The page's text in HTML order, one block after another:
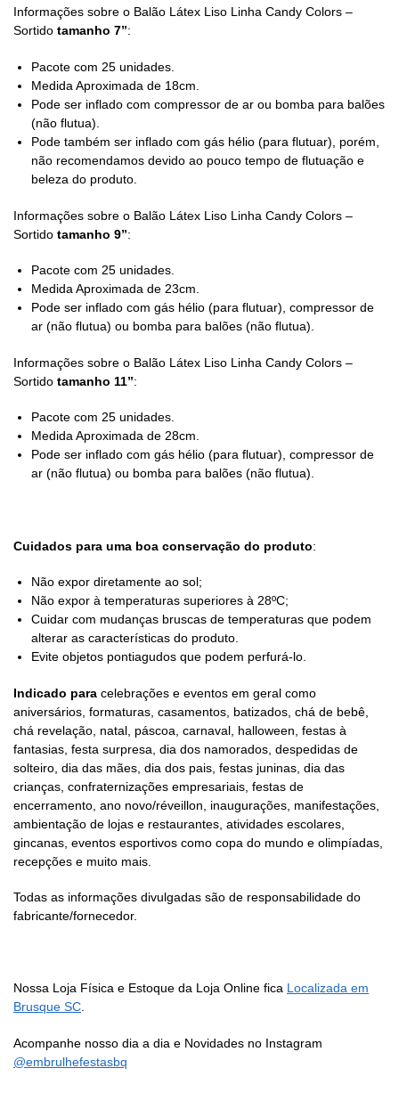
Informações sobre o Balão Látex Liso Linha Candy Colors –
Sortido tamanho 7”:
Pacote com 25 unidades.
Medida Aproximada de 18cm.
Pode ser inflado com compressor de ar ou bomba para balões
(não flutua).
Pode também ser inflado com gás hélio (para flutuar), porém,
não recomendamos devido ao pouco tempo de flutuação e
beleza do produto.
Informações sobre o Balão Látex Liso Linha Candy Colors –
Sortido tamanho 9”:
Pacote com 25 unidades.
Medida Aproximada de 23cm.
Pode ser inflado com gás hélio (para flutuar), compressor de
ar (não flutua) ou bomba para balões (não flutua).
Informações sobre o Balão Látex Liso Linha Candy Colors –
Sortido tamanho 11”:
Pacote com 25 unidades.
Medida Aproximada de 28cm.
Pode ser inflado com gás hélio (para flutuar), compressor de
ar (não flutua) ou bomba para balões (não flutua).
Cuidados para uma boa conservação do produto:
Não expor diretamente ao sol;
Não expor à temperaturas superiores à 28ºC;
Cuidar com mudanças bruscas de temperaturas que podem
alterar as características do produto.
Evite objetos pontiagudos que podem perfurá-lo.
Indicado para celebrações e eventos em geral como
aniversários, formaturas, casamentos, batizados, chá de bebê,
chá revelação, natal, páscoa, carnaval, halloween, festas à
fantasias, festa surpresa, dia dos namorados, despedidas de
solteiro, dia das mães, dia dos pais, festas juninas, dia das
crianças, confraternizações empresariais, festas de
encerramento, ano novo/réveillon, inaugurações, manifestações,
ambientação de lojas e restaurantes, atividades escolares,
gincanas, eventos esportivos como copa do mundo e olimpíadas,
recepções e muito mais.
Todas as informações divulgadas são de responsabilidade do
fabricante/fornecedor.
Nossa Loja Física e Estoque da Loja Online fica Localizada em
Brusque SC
Acompanhe nosso dia a dia e Novidades no Instagram
@embrulhefestasbq